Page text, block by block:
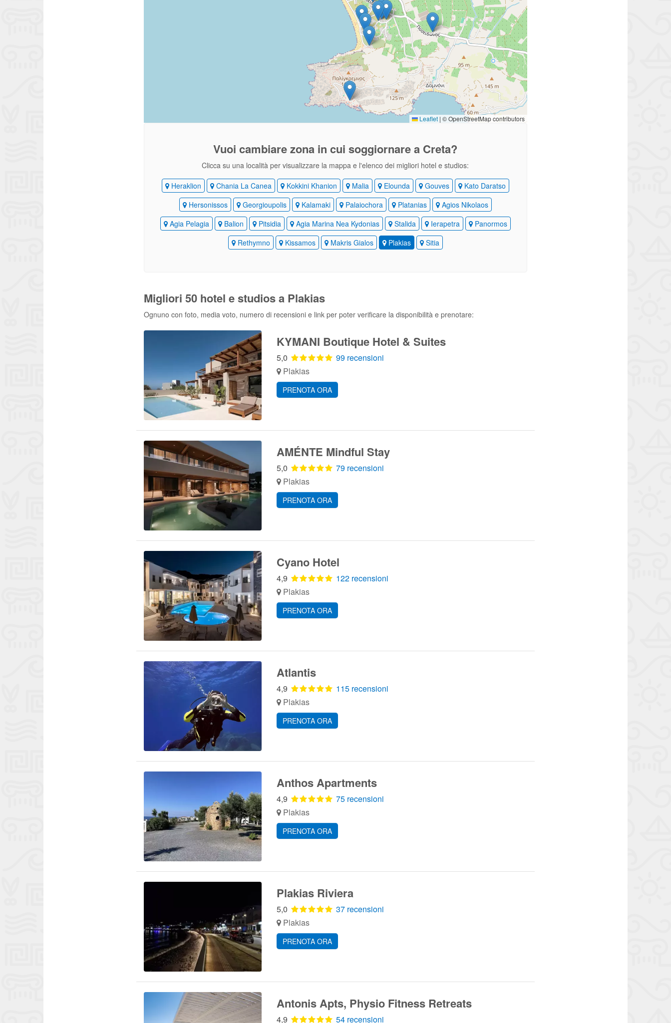
Leaflet | © OpenStreetMap contributors
Vuoi cambiare zona in cui soggiornare a Creta?
Clicca su una località per visualizzare la mappa e l'elenco dei migliori hotel e studios:
Heraklion Chania La Canea Kokkini Khanion Malia Elounda Gouves
Kato Daratso
Hersonissos
Georgioupolis Kalamaki Palaiochora Platanias
Agios Nikolaos
Agia Pelagia
Balion Pitsidia Agia Marina Nea Kydonias Stalida Ierapetra
Panormos
Rethymno
Kissamos Makris Gialos Plakias Sitia
Migliori 50 hotel e studios a Plakias
Ognuno con foto, media voto, numero di recensioni e link per poter verificare la disponibilità e prenotare:
KYMANI Boutique Hotel & Suites
5,0
99 recensioni
Plakias
PRENOTA ORA
AMÉNTE Mindful Stay
5,0
79 recensioni
Plakias
PRENOTA ORA
Cyano Hotel
4,9
122 recensioni
Plakias
PRENOTA ORA
Atlantis
4,9
115 recensioni
Plakias
PRENOTA ORA
Anthos Apartments
4,9
75 recensioni
Plakias
PRENOTA ORA
Plakias Riviera
5,0
37 recensioni
Plakias
PRENOTA ORA
Antonis Apts, Physio Fitness Retreats
4,9 54 recensioni